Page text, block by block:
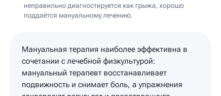
неправильно диагностируется как грыжа, хорошо
поддаётся мануальному лечению.
Мануальная терапия наиболее эффективна в
сочетании с лечебной физкультурой:
мануальный терапевт восстанавливает
подвижность и снимает боль, а упражнения